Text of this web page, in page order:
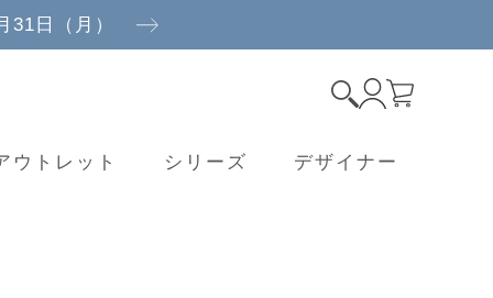
日（月）
ウトレット シリーズ デザイナー